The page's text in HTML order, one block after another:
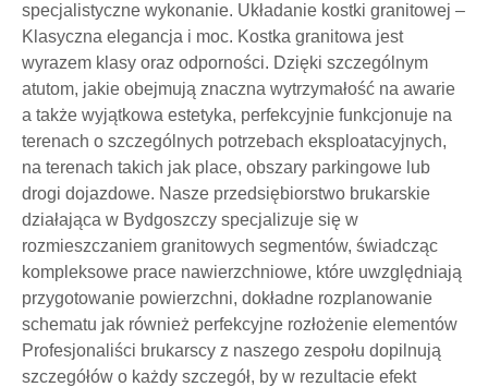
specjalistyczne wykonanie. Układanie kostki granitowej –
Klasyczna elegancja i moc. Kostka granitowa jest
wyrazem klasy oraz odporności. Dzięki szczególnym
atutom, jakie obejmują znaczna wytrzymałość na awarie
a także wyjątkowa estetyka, perfekcyjnie funkcjonuje na
terenach o szczególnych potrzebach eksploatacyjnych,
na terenach takich jak place, obszary parkingowe lub
drogi dojazdowe. Nasze przedsiębiorstwo brukarskie
działająca w Bydgoszczy specjalizuje się w
rozmieszczaniem granitowych segmentów, świadcząc
kompleksowe prace nawierzchniowe, które uwzględniają
przygotowanie powierzchni, dokładne rozplanowanie
schematu jak również perfekcyjne rozłożenie elementów
Profesjonaliści brukarscy z naszego zespołu dopilnują
szczegółów o każdy szczegół, by w rezultacie efekt